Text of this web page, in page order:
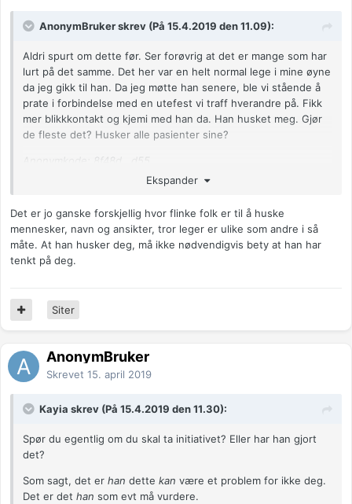
AnonymBruker skrev (På 15.4.2019 den 11.09):
Aldri spurt om dette før. Ser forøvrig at det er mange som har
lurt på det samme. Det her var en helt normal lege i mine øyne
da jeg gikk til han. Da jeg møtte han senere, ble vi stående å
prate i forbindelse med en utefest vi traff hverandre på. Fikk
mer blikkkontakt og kjemi med han da. Han husket meg. Gjør
de fleste det? Husker alle pasienter sine?
Anonymkode: 8f48d...d55
Ekspander
Det er jo ganske forskjellig hvor flinke folk er til å huske
mennesker, navn og ansikter, tror leger er ulike som andre i så
måte. At han husker deg, må ikke nødvendigvis bety at han har
tenkt på deg.
Siter
AnonymBruker
Skrevet 15. april 2019
Kayia skrev (På 15.4.2019 den 11.30):
Spør du egentlig om du skal ta initiativet? Eller har han gjort
det?
Som sagt, det er han dette kan være et problem for ikke deg.
Det er det han som evt må vurdere.